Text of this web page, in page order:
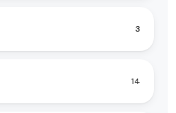
3
14